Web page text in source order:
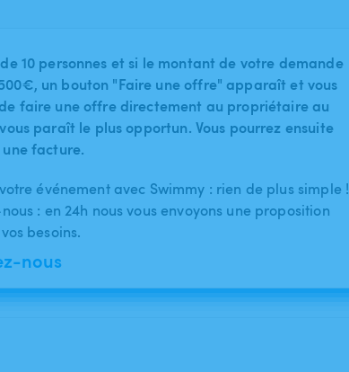
10 personnes et si le montant de votre demande
un bouton "Faire une offre" apparaît et vous
faire une offre directement au propriétaire au
paraît le plus opportun. Vous pourrez ensuite
facture.
événement avec Swimmy : rien de plus simple !
: en 24h nous vous envoyons une proposition
besoins.
nous